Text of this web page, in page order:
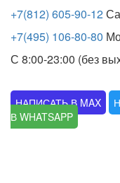
+7(812) 605-90-12
+7(495) 106-80-80
С 8:00-23:00 (без
НАПИСАТЬ В MAX
В WHATSAPP